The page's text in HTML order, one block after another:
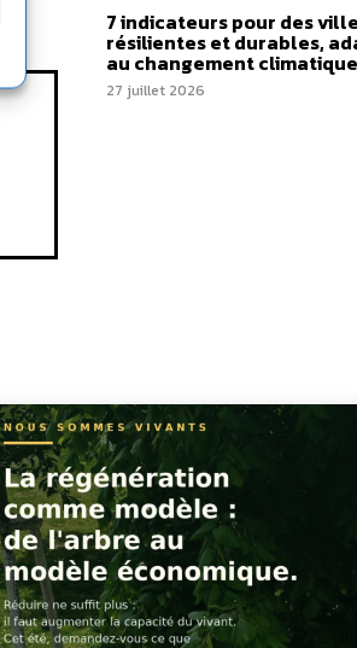
7 indicateurs pour des
résilientes et durables,
au changement climatique
27 juillet 2026